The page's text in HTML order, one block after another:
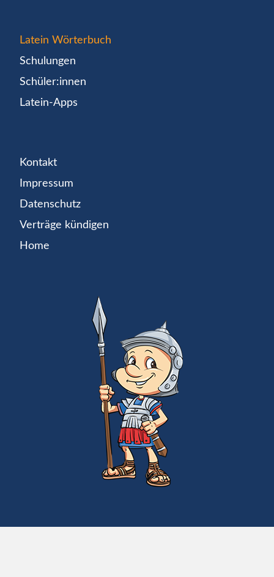
Latein Wörterbuch
Schulungen
Schüler:innen
Latein-Apps
Kontakt
Impressum
Datenschutz
Verträge kündigen
Home